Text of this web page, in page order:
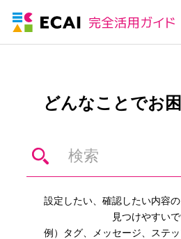
どんなことでお
設定したい、確認したい内容
見つけやすいで
例）タグ、メッセージ、ステ